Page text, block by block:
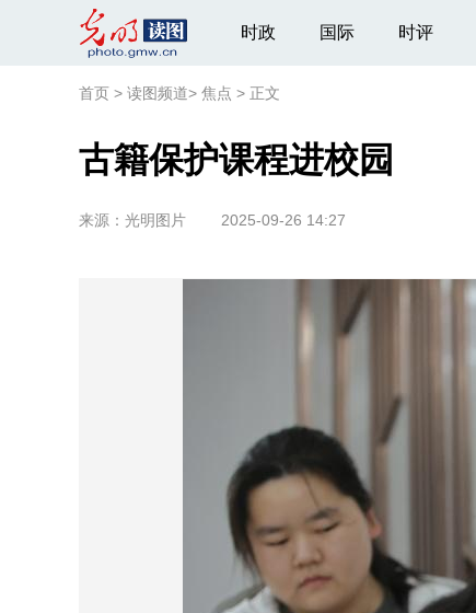
时政 国际 时评
首页 > 读图频道> 焦点 > 正文
古籍保护课程进校园
来源： 光明图片 2025-09-26 14:27